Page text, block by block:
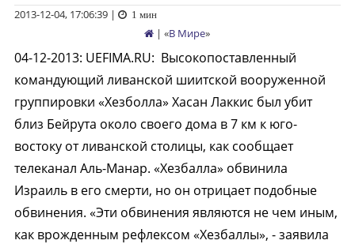
2013-12-04, 17:06:39| 1 мин
| «В Мире»
04-12-2013: UEFIMA.RU: Высокопоставленный
командующий ливанской шиитской вооруженной
группировки «Хезболла» Хасан Лаккис был убит
близ Бейрута около своего дома в 7 км к юго-
востоку от ливанской столицы, как сообщает
телеканал Аль-Манар. «Хезбалла» обвинила
Израиль в его смерти, но он отрицает подобные
обвинения. «Эти обвинения являются не чем иным,
как врожденным рефлексом «Хезбаллы», - заявила